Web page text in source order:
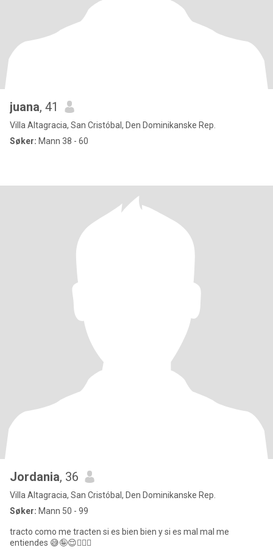
juana, 41
Villa Altagracia, San Cristóbal, Den Dominikanske Rep.
Søker: Mann 38 - 60
Jordania, 36
Villa Altagracia, San Cristóbal, Den Dominikanske Rep.
Søker: Mann 50 - 99
tracto como me tracten si es bien bien y si es mal mal me
entiendes 😅🤪😌🤦🏼‍♀️